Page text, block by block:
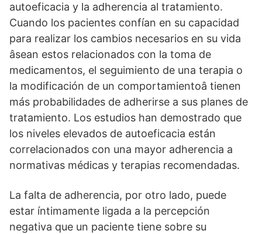
autoeficacia y la adherencia al tratamiento.
Cuando los pacientes confí­an en su capacidad
para realizar los cambios necesarios en su vida
âsean estos relacionados con la toma de
medicamentos, el seguimiento de una terapia o
la modificación de un comportamientoâ tienen
más probabilidades de adherirse a sus planes de
tratamiento. Los estudios han demostrado que
los niveles elevados de autoeficacia están
correlacionados con una mayor adherencia a
normativas médicas y terapias recomendadas.
La falta de adherencia, por otro lado, puede
estar í­ntimamente ligada a la percepción
negativa que un paciente tiene sobre su